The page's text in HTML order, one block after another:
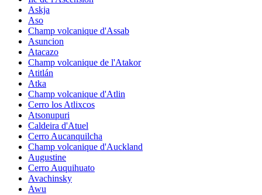
Askja
Aso
Champ volcanique d'Assab
Asuncion
Atacazo
Champ volcanique de l'Atakor
Atitlán
Atka
Champ volcanique d'Atlin
Cerro los Atlixcos
Atsonupuri
Caldeira d'Atuel
Cerro Aucanquilcha
Champ volcanique d'Auckland
Augustine
Cerro Auquihuato
Avachinsky
Awu